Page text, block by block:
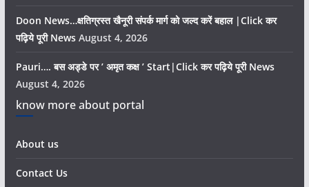
Doon News…क्षतिग्रस्त खैनूरी संपर्क मार्ग को जल्द करें बहाल |Click कर
पढ़िये पूरी News August 4, 2026
Pauri…. बस अड्डे पर ’ अमृत कक्ष ’ Start|Click कर पढ़िये पूरी News
August 4, 2026
know more about portal
About us
Contact Us